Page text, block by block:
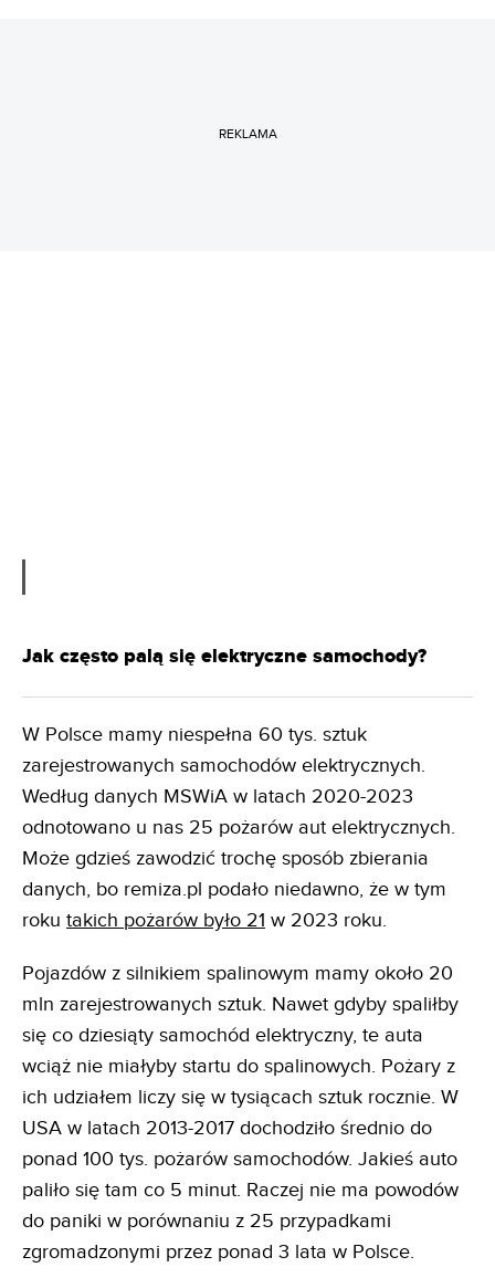
REKLAMA
Jak często palą się elektryczne samochody?
W Polsce mamy niespełna 60 tys. sztuk
zarejestrowanych samochodów elektrycznych.
Według danych MSWiA w latach 2020-2023
odnotowano u nas 25 pożarów aut elektrycznych.
Może gdzieś zawodzić trochę sposób zbierania
danych, bo remiza.pl podało niedawno, że w tym
roku takich pożarów było 21 w 2023 roku.
Pojazdów z silnikiem spalinowym mamy około 20
mln zarejestrowanych sztuk. Nawet gdyby spaliłby
się co dziesiąty samochód elektryczny, te auta
wciąż nie miałyby startu do spalinowych. Pożary z
ich udziałem liczy się w tysiącach sztuk rocznie. W
USA w latach 2013-2017 dochodziło średnio do
ponad 100 tys. pożarów samochodów. Jakieś auto
paliło się tam co 5 minut. Raczej nie ma powodów
do paniki w porównaniu z 25 przypadkami
zgromadzonymi przez ponad 3 lata w Polsce.